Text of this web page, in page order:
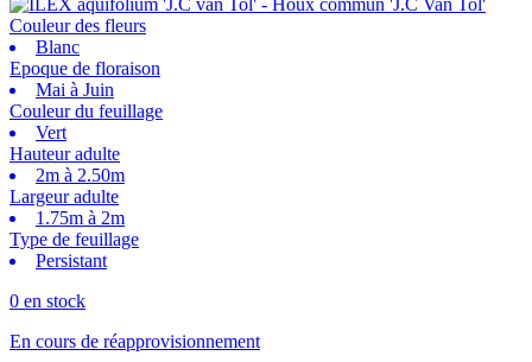
Couleur des fleurs
Blanc
Epoque de floraison
Mai à Juin
Couleur du feuillage
Vert
Hauteur adulte
2m à 2.50m
Largeur adulte
1.75m à 2m
Type de feuillage
Persistant
0 en stock
En cours de réapprovisionnement